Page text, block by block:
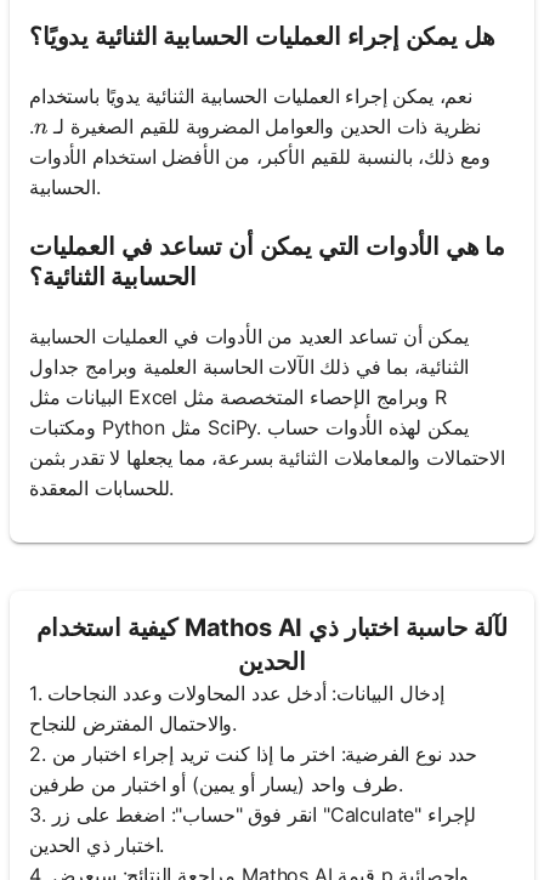
هل يمكن إجراء العمليات الحسابية الثنائية يدويًا؟
نعم، يمكن إجراء العمليات الحسابية الثنائية يدويًا باستخدام
نظرية ذات الحدين والعوامل المضروبة للقيم الصغيرة لـn
n
.
ومع ذلك، بالنسبة للقيم الأكبر، من الأفضل استخدام الأدوات
الحسابية.
ما هي الأدوات التي يمكن أن تساعد في العمليات
الحسابية الثنائية؟
يمكن أن تساعد العديد من الأدوات في العمليات الحسابية
الثنائية، بما في ذلك الآلات الحاسبة العلمية وبرامج جداول
البيانات مثل Excel وبرامج الإحصاء المتخصصة مثل R
ومكتبات Python مثل SciPy. يمكن لهذه الأدوات حساب
الاحتمالات والمعاملات الثنائية بسرعة، مما يجعلها لا تقدر بثمن
للحسابات المعقدة.
كيفية استخدام Mathos AI لآلة حاسبة اختبار ذي
الحدين
1. إدخال البيانات: أدخل عدد المحاولات وعدد النجاحات
والاحتمال المفترض للنجاح.
2. حدد نوع الفرضية: اختر ما إذا كنت تريد إجراء اختبار من
طرف واحد (يسار أو يمين) أو اختبار من طرفين.
3. انقر فوق "حساب": اضغط على زر "Calculate" لإجراء
اختبار ذي الحدين.